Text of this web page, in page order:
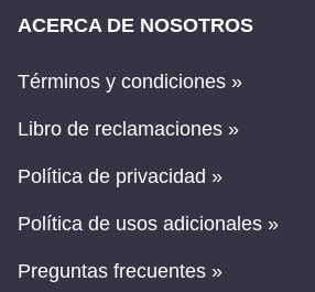
ACERCA DE NOSOTROS
Términos y condiciones »
Libro de reclamaciones »
Política de privacidad »
Política de usos adicionales »
Preguntas frecuentes »